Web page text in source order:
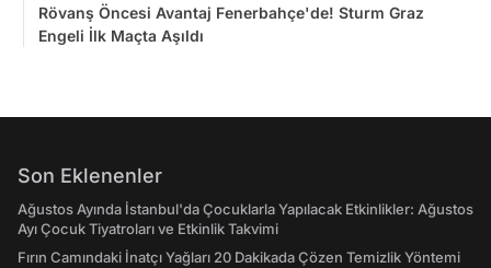
Rövanş Öncesi Avantaj Fenerbahçe'de! Sturm Graz
Engeli İlk Maçta Aşıldı
Son Eklenenler
Ağustos Ayında İstanbul'da Çocuklarla Yapılacak Etkinlikler: Ağustos
Ayı Çocuk Tiyatroları ve Etkinlik Takvimi
Fırın Camındaki İnatçı Yağları 20 Dakikada Çözen Temizlik Yöntemi